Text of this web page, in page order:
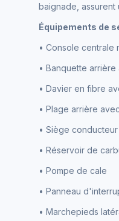
baignade,
Équipements de
• Console centrale
• Banquette
• Davier en fibre
• Plage arrière
• Siège
• Réservoir de
• Pompe de cale
• Panneau
• Marchepieds